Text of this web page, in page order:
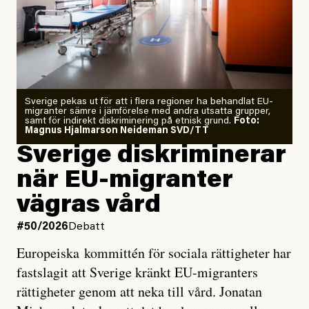
Årets El Niño kan bli den
starkaste som uppmätts
Zeke Hausfather är chockad igen efter att ha
analyserat hur de olika klimatmodellerna bedömer
läget för hur den begynnande El Niño-händelsen ska
utveckla sig. El Niño är ett återkommande
väderfenomen som uppstår när havsvattnet i delar av
Stilla havet blir ovanligt varmt. Det påverkar vädret
över stora delar av världen och under
forskare allt oftare varnat för att den här El Niñon
Det verkar vara en underdrift, menar nu Zeke
Hausfather.
Sverige pekas ut för att i flera regioner ha behandlat EU-
migranter sämre i jämförelse med andra utsatta grupper,
samt för indirekt diskriminering på etnisk grund. Foto:
Magnus Hjalmarson Neideman SVD/TT
Sverige diskriminerar
när EU-migranter
vägras vård
#50/2026 Debatt
Europeiska kommittén för sociala rättigheter har
fastslagit att Sverige kränkt EU-migranters
rättigheter genom att neka till vård. Jonatan